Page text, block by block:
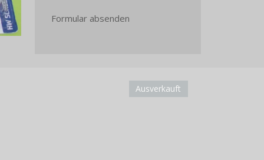
Formular absenden
Ausverkauft